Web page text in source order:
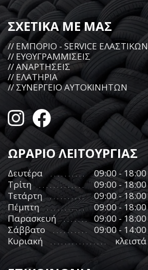
ΣΧΕΤΙΚΑ ΜΕ ΜΑΣ
// ΕΜΠΟΡΙΟ - SERVICE ΕΛΑΣΤΙΚΩΝ
// ΕΥΘΥΓΡΑΜΜΙΣΕΙΣ
// ΑΝΑΡΤΗΣΕΙΣ
// ΕΛΑΤΗΡΙΑ
// ΣΥΝΕΡΓΕΙΟ ΑΥΤΟΚΙΝΗΤΩΝ
ΩΡΑΡΙΟ ΛΕΙΤΟΥΡΓΙΑΣ
Δευτέρα
09:00 - 18:00
Τρίτη
09:00 - 18:00
Τετάρτη
09:00 - 18:00
Πέμπτη
09:00 - 18:00
Παρασκευή
09:00 - 18:00
Σάββατο
09:00 - 14:00
Κυριακή
κλειστά